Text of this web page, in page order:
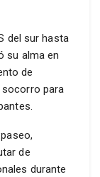
del sur hasta
su alma en
de
para
de
durante